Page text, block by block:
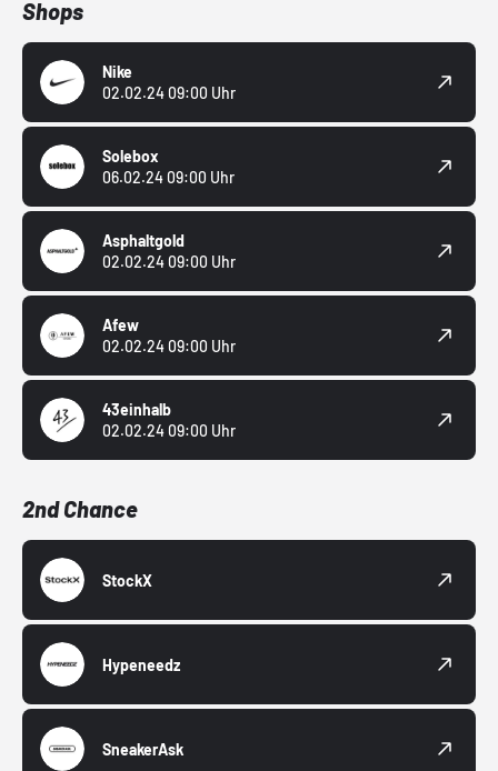
Shops
Nike
02.02.24 09:00 Uhr
Solebox
06.02.24 09:00 Uhr
Asphaltgold
02.02.24 09:00 Uhr
Afew
02.02.24 09:00 Uhr
43einhalb
02.02.24 09:00 Uhr
2nd Chance
StockX
Hypeneedz
SneakerAsk